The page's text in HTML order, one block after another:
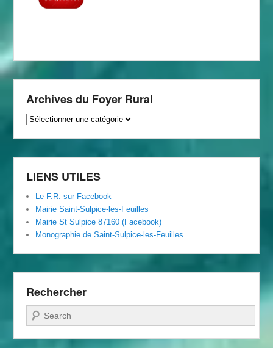
Archives du Foyer Rural
Archives
Rural
LIENS UTILES
Le F.R. sur Facebook
Mairie Saint-Sulpice-les-Feuilles
Mairie St Sulpice 87160 (Facebook)
Monographie de Saint-Sulpice-les-Feuilles
Rechercher
Recherche